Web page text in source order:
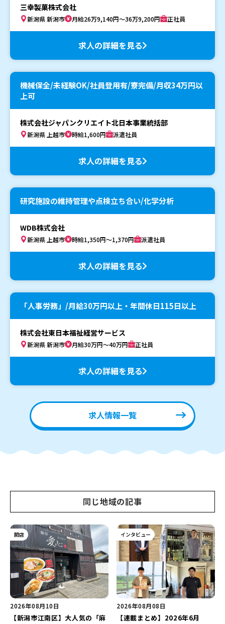
三幸製菓株式会社
新潟県 新潟市 月給26万9,140円～36万9,200円 正社員
求人の詳細を見る
機械保全/未経験OK/社員登用有/寮完備/月収34万円以
上可
株式会社ジャパンクリエイト北日本事業統括部
新潟県 上越市 時給1,600円 派遣社員
求人の詳細を見る
研究施設の維持管理や点検立ち合い/化学分析
WDB株式会社
新潟県 上越市 時給1,350円～1,370円 派遣社員
求人の詳細を見る
「人事労務」/月給30万円以上・年間休日115日以上
株式会社東日本福祉経営サービス
新潟県 新潟市 月給30万円～40万円 正社員
求人の詳細を見る
求人情報一覧
同じ地域の記事
開店
2026年08月10日
【新潟市江南区】大人気の「麻
インタビュー
2026年08月08日
【連載まとめ】2026年6月